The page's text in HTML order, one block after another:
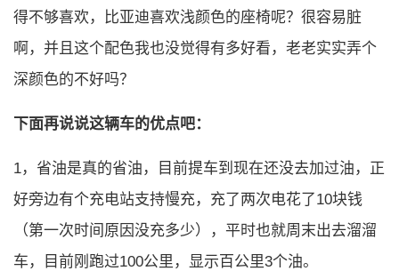
得不够喜欢，比亚迪喜欢浅颜色的座椅呢？很容易脏
啊，并且这个配色我也没觉得有多好看，老老实实弄个
深颜色的不好吗？
下面再说说这辆车的优点吧：
1，省油是真的省油，目前提车到现在还没去加过油，正
好旁边有个充电站支持慢充，充了两次电花了10块钱
（第一次时间原因没充多少），平时也就周末出去溜溜
车，目前刚跑过100公里，显示百公里3个油。